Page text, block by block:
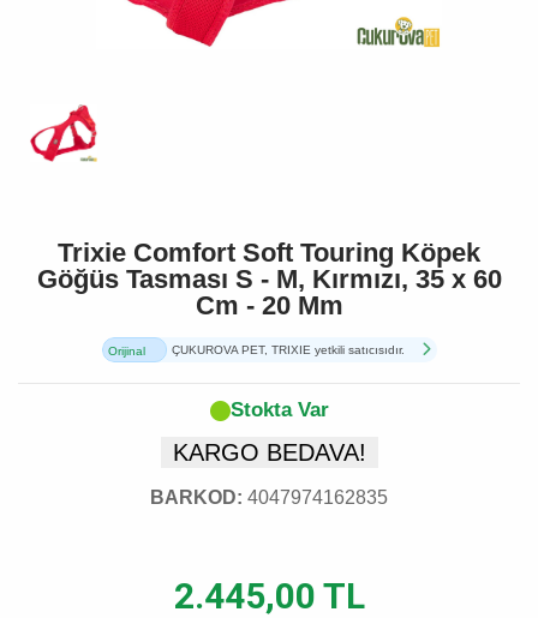
Trixie Comfort Soft Touring Köpek
Göğüs Tasması S - M, Kırmızı, 35 x 60
Cm - 20 Mm
Orijinal
ÇUKUROVA PET, TRIXIE yetkili satıcısıdır.
Stokta Var
KARGO BEDAVA!
BARKOD: 4047974162835
2.445,00 TL